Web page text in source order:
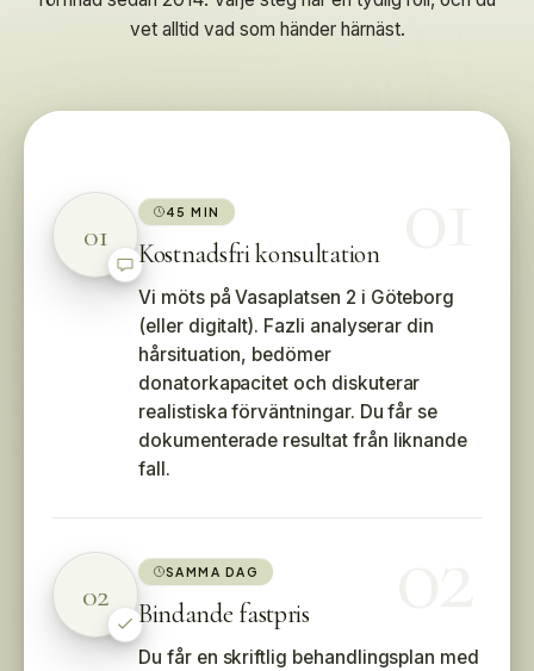
vet alltid vad som händer härnäst.
01
45 MIN
Kostnadsfri konsultation
Vi möts på Vasaplatsen 2 i Göteborg
(eller digitalt). Fazli analyserar din
hårsituation, bedömer
donatorkapacitet och diskuterar
realistiska förväntningar. Du får se
dokumenterade resultat från liknande
fall.
02
SAMMA DAG
Bindande fastpris
Du får en skriftlig behandlingsplan med